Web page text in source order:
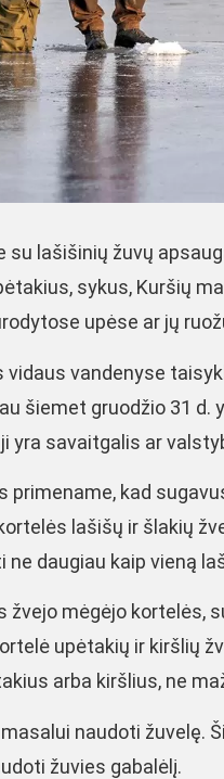
su lašišinių žuvų
sykus, Kuršių
upėse ar jų
vidaus vandenyse
šiemet gruodžio 31
yra savaitgalis ar
kad
lašišų ir šlakių
daugiau kaip vieną
žvejo mėgėjo kortelės,
upėtakių ir kiršlių
arba kiršlius, ne
naudoti žuvelę.
žuvies gabalėlį.